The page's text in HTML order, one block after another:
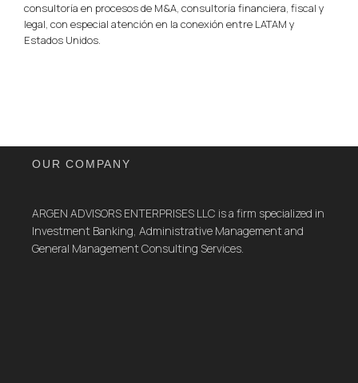
consultoría en procesos de M&A, consultoría financiera, fiscal y
legal, con especial atención en la conexión entre LATAM y
Estados Unidos.
OUR COMPANY
ARGEN ADVISORS ENTERPRISES LLC is a firm specialized in
Investment Banking, Administrative Management and
General Management Consulting Services.